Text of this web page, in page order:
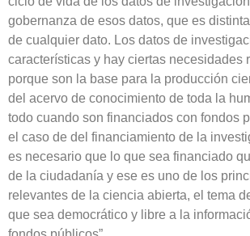
gobernanza de esos datos, que es
de cualquier dato. Los datos de
características y hay ciertas necesidades
porque son la base para la producción
del acervo de conocimiento de toda la
todo cuando son financiados con fondos
el caso de del financiamiento de la
es necesario que lo que sea financiado
de la ciudadanía y ese es uno de los
relevantes de la ciencia abierta, el tema
que sea democrático y libre a la